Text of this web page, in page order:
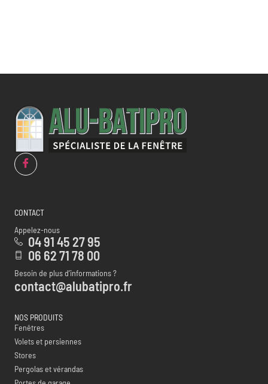
CONTACT
Appelez-nous
04 91 45 27 95
06 62 71 78 00
Besoin de plus d’informations ?
contact@alubatipro.fr
NOS PRODUITS
Fenêtres
Volets et persiennes
Stores
Pergolas et vérandas